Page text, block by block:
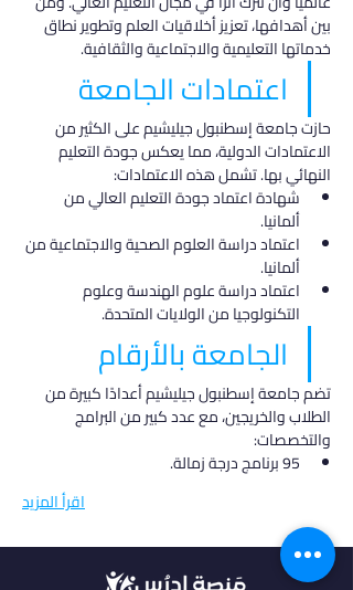
بين أهدافها، تعزيز أخلاقيات العلم وتطوير نطاق
خدماتها التعليمية والاجتماعية والثقافية.
اعتمادات الجامعة
حازت جامعة إسطنبول جيليشيم على الكثير من
الاعتمادات الدولية، مما يعكس جودة التعليم
النهائي بها. تشمل هذه الاعتمادات:
شهادة اعتماد جودة التعليم العالي من
ألمانيا.
اعتماد دراسة العلوم الصحية والاجتماعية من
ألمانيا.
اعتماد دراسة علوم الهندسة وعلوم
التكنولوجيا من الولايات المتحدة.
الجامعة بالأرقام
تضم جامعة إسطنبول جيليشيم أعدادًا كبيرة من
الطلاب والخريجين، مع عدد كبير من البرامج
والتخصصات:
95 برنامج درجة زمالة.
اقرأ المزيد